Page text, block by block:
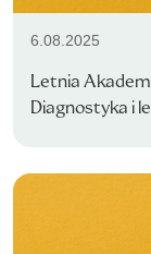
6.08.2025
Letnia
Diagnostyka i